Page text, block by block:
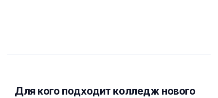
Для кого подходит колледж нового